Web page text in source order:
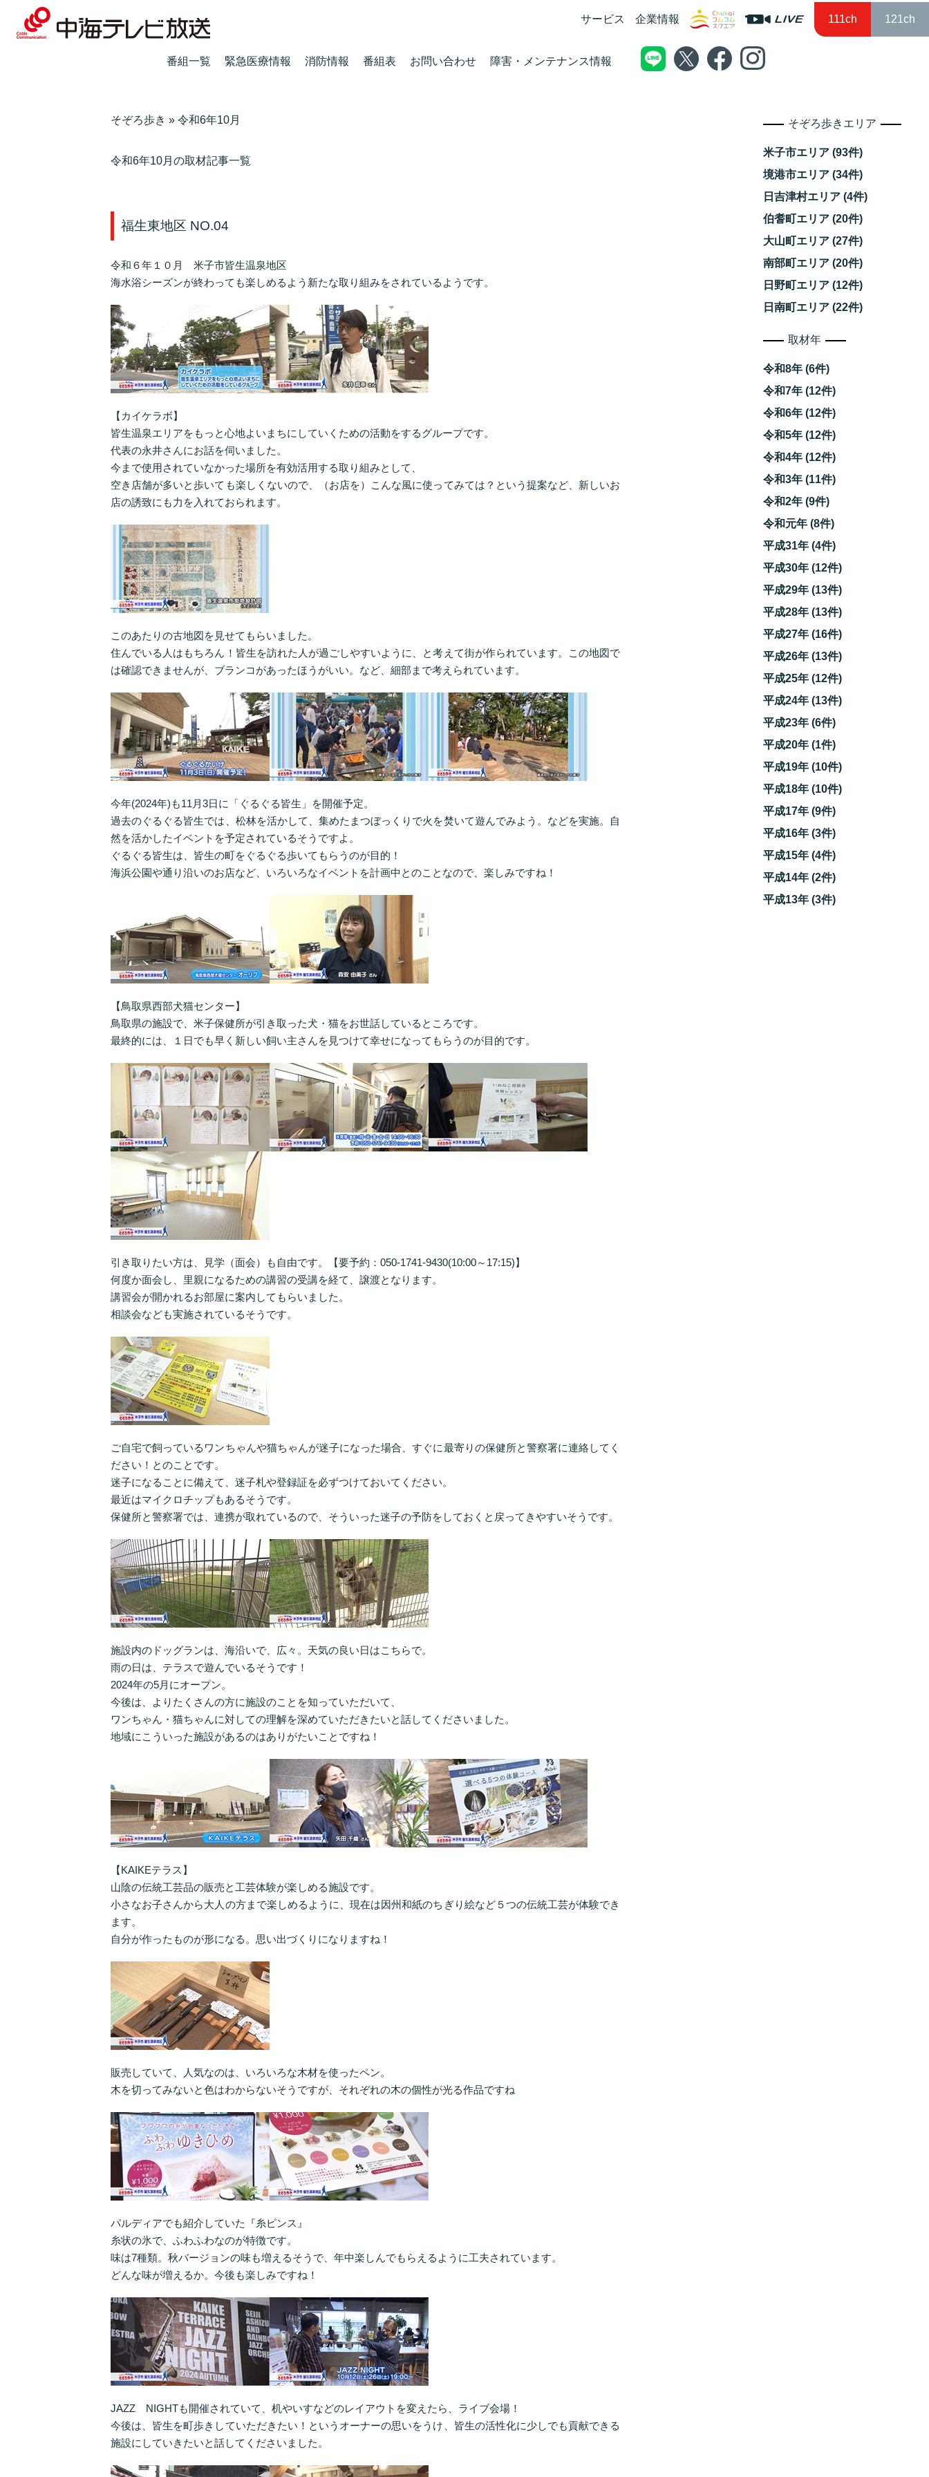
サービス 企業情報 111ch 121ch
番組一覧 緊急医療情報 消防情報 番組表 お問い合わせ 障害・メンテナンス情報
そぞろ歩き » 令和6年10月
令和6年10月の取材記事一覧
福生東地区 NO.04
令和６年１０月 米子市皆生温泉地区
海水浴シーズンが終わっても楽しめるよう新たな取り組みをされているようです。
【カイケラボ】
皆生温泉エリアをもっと心地よいまちにしていくための活動をするグループです。
代表の永井さんにお話を伺いました。
今まで使用されていなかった場所を有効活用する取り組みとして、
空き店舗が多いと歩いても楽しくないので、（お店を）こんな風に使ってみては？という提案など、新しいお
店の誘致にも力を入れておられます。
このあたりの古地図を見せてもらいました。
住んでいる人はもちろん！皆生を訪れた人が過ごしやすいように、と考えて街が作られています。この地図で
は確認できませんが、ブランコがあったほうがいい。など、細部まで考えられています。
今年(2024年)も11月3日に「ぐるぐる皆生」を開催予定。
過去のぐるぐる皆生では、松林を活かして、集めたまつぼっくりで火を焚いて遊んでみよう。などを実施。自
然を活かしたイベントを予定されているそうですよ。
ぐるぐる皆生は、皆生の町をぐるぐる歩いてもらうのが目的！
海浜公園や通り沿いのお店など、いろいろなイベントを計画中とのことなので、楽しみですね！
【鳥取県西部犬猫センター】
鳥取県の施設で、米子保健所が引き取った犬・猫をお世話しているところです。
最終的には、１日でも早く新しい飼い主さんを見つけて幸せになってもらうのが目的です。
引き取りたい方は、見学（面会）も自由です。【要予約：050-1741-9430(10:00～17:15)】
何度か面会し、里親になるための講習の受講を経て、譲渡となります。
講習会が開かれるお部屋に案内してもらいました。
相談会なども実施されているそうです。
ご自宅で飼っているワンちゃんや猫ちゃんが迷子になった場合、すぐに最寄りの保健所と警察署に連絡してく
ださい！とのことです。
迷子になることに備えて、迷子札や登録証を必ずつけておいてください。
最近はマイクロチップもあるそうです。
保健所と警察署では、連携が取れているので、そういった迷子の予防をしておくと戻ってきやすいそうです。
施設内のドッグランは、海沿いで、広々。天気の良い日はこちらで。
雨の日は、テラスで遊んでいるそうです！
2024年の5月にオープン。
今後は、よりたくさんの方に施設のことを知っていただいて、
ワンちゃん・猫ちゃんに対しての理解を深めていただきたいと話してくださいました。
地域にこういった施設があるのはありがたいことですね！
【KAIKEテラス】
山陰の伝統工芸品の販売と工芸体験が楽しめる施設です。
小さなお子さんから大人の方まで楽しめるように、現在は因州和紙のちぎり絵など５つの伝統工芸が体験でき
ます。
自分が作ったものが形になる。思い出づくりになりますね！
販売していて、人気なのは、いろいろな木材を使ったペン。
木を切ってみないと色はわからないそうですが、それぞれの木の個性が光る作品ですね
パルディアでも紹介していた『糸ピンス』
糸状の氷で、ふわふわなのが特徴です。
味は7種類。秋バージョンの味も増えるそうで、年中楽しんでもらえるように工夫されています。
どんな味が増えるか。今後も楽しみですね！
JAZZ NIGHTも開催されていて、机やいすなどのレイアウトを変えたら、ライブ会場！
今後は、皆生を町歩きしていただきたい！というオーナーの思いをうけ、皆生の活性化に少しでも貢献できる
施設にしていきたいと話してくださいました。
そぞろ歩きエリア
米子市エリア (93件)
境港市エリア (34件)
日吉津村エリア (4件)
伯耆町エリア (20件)
大山町エリア (27件)
南部町エリア (20件)
日野町エリア (12件)
日南町エリア (22件)
取材年
令和8年 (6件)
令和7年 (12件)
令和6年 (12件)
令和5年 (12件)
令和4年 (12件)
令和3年 (11件)
令和2年 (9件)
令和元年 (8件)
平成31年 (4件)
平成30年 (12件)
平成29年 (13件)
平成28年 (13件)
平成27年 (16件)
平成26年 (13件)
平成25年 (12件)
平成24年 (13件)
平成23年 (6件)
平成20年 (1件)
平成19年 (10件)
平成18年 (10件)
平成17年 (9件)
平成16年 (3件)
平成15年 (4件)
平成14年 (2件)
平成13年 (3件)